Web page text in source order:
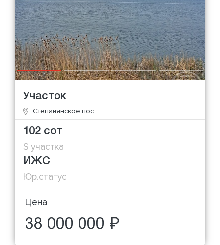
Участок
Степанянское пос.
102 сот
S участка
ИЖС
Юр.статус
Цена
38 000 000 ₽